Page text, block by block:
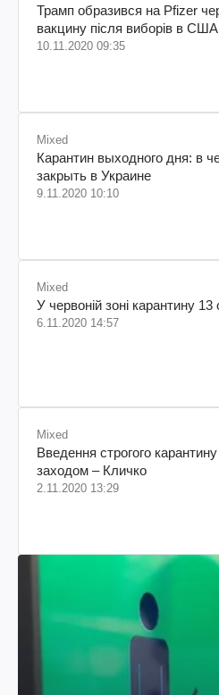
Трамп образився на Pfizer
вакцину після виборів в США
10.11.2020 09:35
Mixed
Карантин выходного дня: в
закрыть в Украине
9.11.2020 10:10
Mixed
У червоній зоні карантину
6.11.2020 14:57
Mixed
Введення строгого
заходом – Кличко
2.11.2020 13:29